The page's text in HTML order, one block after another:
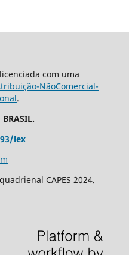
com uma
NãoComercial-
.
lex
CAPES 2024.